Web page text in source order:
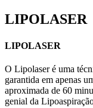
LIPOLASER
LIPOLASER
O Lipolaser é uma
garantida em apenas
aproximada de 60
genial da